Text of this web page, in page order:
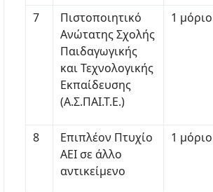
7
Πιστοποιητικό
Ανώτατης Σχολής
Παιδαγωγικής
και Τεχνολογικής
Εκπαίδευσης
(Α.Σ.ΠΑΙ.Τ.Ε.)
1 μόριο
8
Επιπλέον Πτυχίο
ΑΕΙ σε άλλο
αντικείμενο
1 μόριο